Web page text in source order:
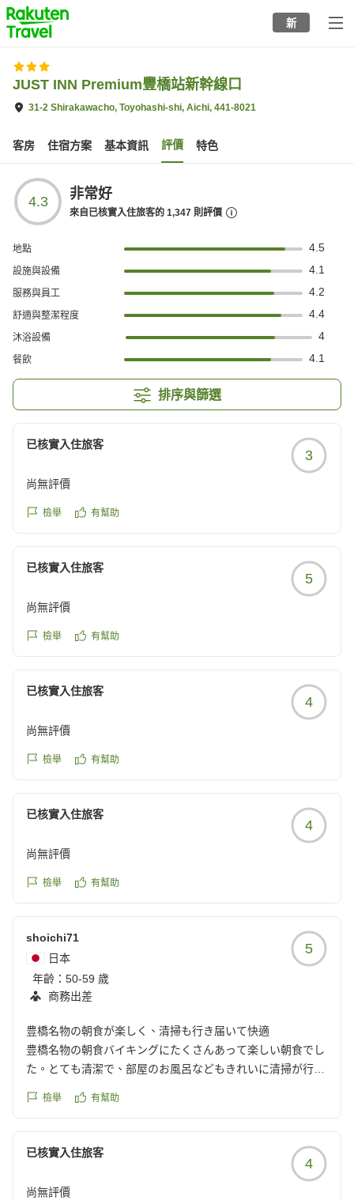
to
top
page
新
JUST INN Premium豐橋站新幹線口
31-2 Shirakawacho, Toyohashi-shi, Aichi, 441-8021
客房 住宿方案 基本資訊 評價 特色
4.3 非常好
來自已核實入住旅客的 1,347 則評價
地點 4.5
設施與設備 4.1
服務與員工 4.2
舒適與整潔程度 4.4
沐浴設備 4
餐飲 4.1
排序與篩選
已核實入住旅客
3
尚無評價
檢舉 有幫助
已核實入住旅客
5
尚無評價
檢舉 有幫助
已核實入住旅客
4
尚無評價
檢舉 有幫助
已核實入住旅客
4
尚無評價
檢舉 有幫助
shoichi71
日本
年齡： 50-59 歲
商務出差
5
豊橋名物の朝食が楽しく、清掃も行き届いて快適
豊橋名物の朝食バイキングにたくさんあって楽しい朝食でし
た。とても清潔で、部屋のお風呂などもきれいに清掃が行き
クチコミの詳細はこちらから
reviewId=33123478467809
檢舉 有幫助
已核實入住旅客
4
尚無評價